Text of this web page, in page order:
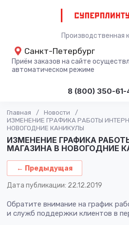
Производственная
Санкт-Петербург
Приём заказов на сайте
автоматическом режиме
8 (800) 350-61-
Главная / Новости
/
ИЗМЕНЕНИЕ ГРАФИКА РАБОТЫ
НОВОГОДНИЕ КАНИКУЛЫ
ИЗМЕНЕНИЕ ГРАФИКА
МАГАЗИНА В НОВОГОДНИЕ
← Предыдущая
Дата публикации: 22.12.2019
Обратите внимание на график
и служб поддержки клиентов в